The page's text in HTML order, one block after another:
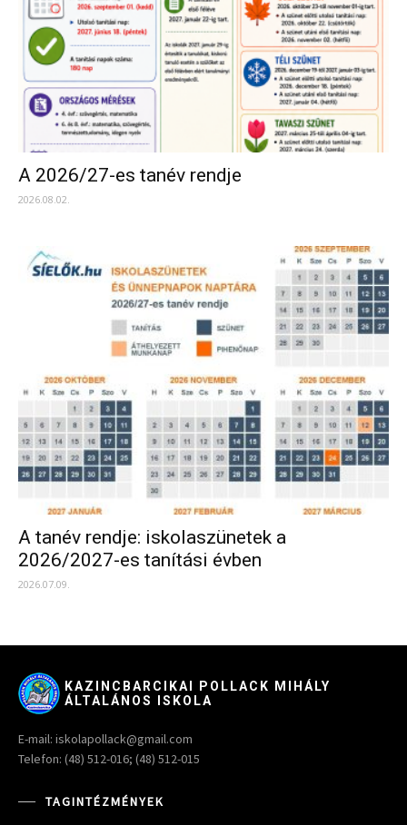
A 2026/27-es tanév rendje
2026.08.02.
A tanév rendje: iskolaszünetek a
2026/2027-es tanítási évben
2026.07.09.
KAZINCBARCIKAI POLLACK MIHÁLY
ÁLTALÁNOS ISKOLA
E-mail: iskolapollack@gmail.com
Telefon: (48) 512-016; (48) 512-015
TAGINTÉZMÉNYEK